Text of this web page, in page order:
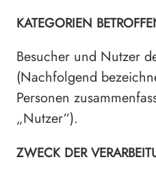
KATEGORIEN
Besucher und Nutzer
(Nachfolgend
Personen
„Nutzer“).
ZWECK DER